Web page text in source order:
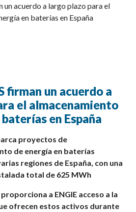
un acuerdo a largo plazo para el
en baterías en España
firman un acuerdo a
el almacenamiento
en España
proyectos de
de energía en baterías
regiones de España, con una
total de 625 MWh
a ENGIE acceso a la
ofrecen estos activos durante